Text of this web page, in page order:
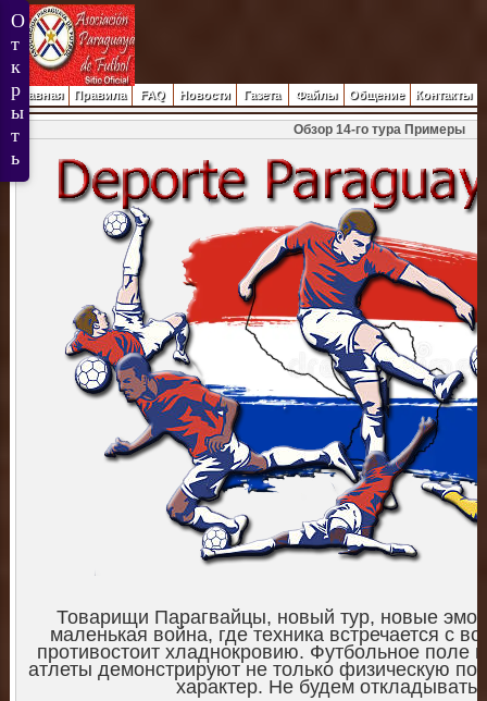
Главная Правила FAQ Новости Газета Файлы Общение Контакты
Обзор 14-го тура Примеры
Товарищи Парагвайцы, новый тур, новые
маленькая война, где техника встречается с
противостоит хладнокровию. Футбольное поле
атлеты демонстрируют не только физическую
характер. Не будем